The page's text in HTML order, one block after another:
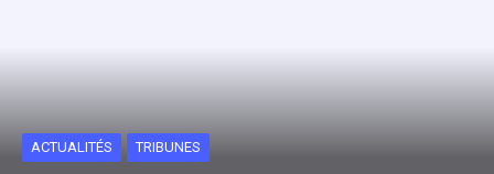
ACTUALITÉS TRIBUNES